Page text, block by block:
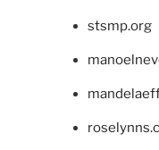
stsmp.org